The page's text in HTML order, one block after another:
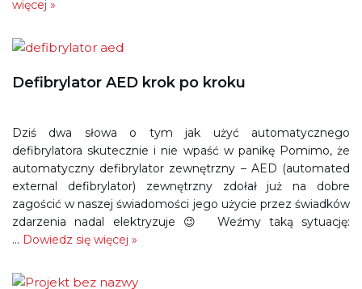
więcej »
Defibrylator AED krok po kroku
Dziś dwa słowa o tym jak użyć automatycznego
defibrylatora skutecznie i nie wpaść w panikę Pomimo, że
automatyczny defibrylator zewnętrzny – AED (automated
external defibrylator) zewnętrzny zdołał już na dobre
zagościć w naszej świadomości jego użycie przez świadków
zdarzenia nadal elektryzuje 😉 Weźmy taką sytuację:
… Dowiedz się więcej »